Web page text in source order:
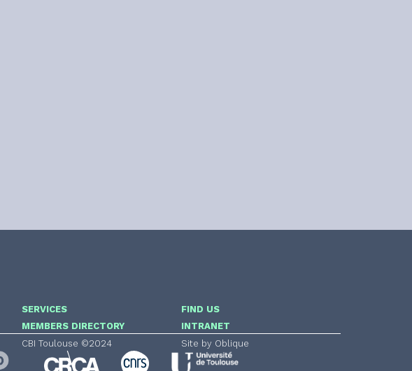
SERVICES
MEMBERS DIRECTORY
CBI Toulouse ©2024
FIND US
INTRANET
Site by Oblique